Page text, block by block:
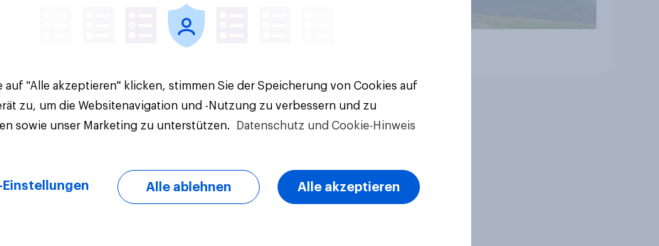
auf "Alle akzeptieren" klicken, stimmen Sie der Speicherung von Cookies auf
zu, um die Websitenavigation und -Nutzung zu verbessern und zu
sowie unser Marketing zu unterstützen.
Datenschutz und Cookie-Hinweis
Alle ablehnen Alle akzeptieren